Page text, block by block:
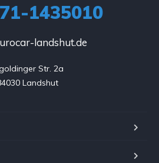
1435010
landshut.de
Str. 2a
Landshut